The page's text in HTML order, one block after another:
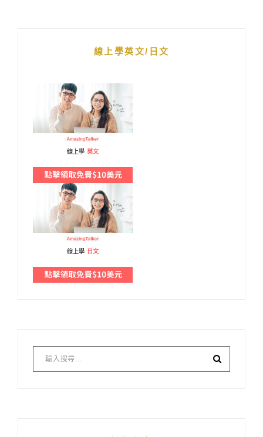
線上學英文/日文
線上學 英文
線上學 日文